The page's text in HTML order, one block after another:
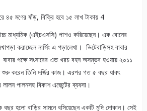
মাধ্যমিক (এইচএসসি) পাশও করিয়েছেন। এক বোনের
করাচ্ছেন নার্সিং এ পড়ালেখা। ভিটেবাড়িসহ বাবার
পক্ষে সংসারের এত খরচ বহন অসম্ভব হওয়ায় ২০১১
শুরু করেন তিনি দর্জির কাজ। এরপর গত ৫ বছর যাবৎ
পালনসহ বিকাশ এজেন্টের ব্যবসা।
বছর হলো বাড়ির সামনে বসিয়েছেন একটি মুদি দোকান। সেই